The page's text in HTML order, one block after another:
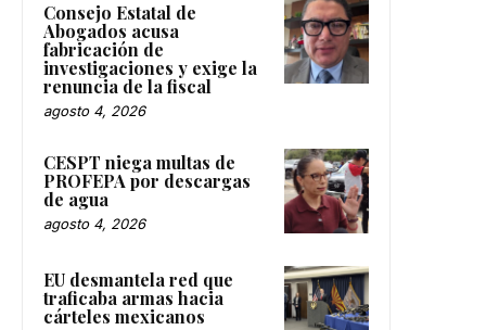
Consejo Estatal de
Abogados acusa
fabricación de
investigaciones y exige la
renuncia de la fiscal
agosto 4, 2026
CESPT niega multas de
PROFEPA por descargas
de agua
agosto 4, 2026
EU desmantela red que
traficaba armas hacia
cárteles mexicanos